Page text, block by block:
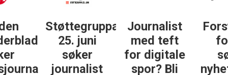
Støttegruppa
25. juni
journalist
Journalist
med teft
for digitale
spor? Bli
Forsvarets
forum
søker